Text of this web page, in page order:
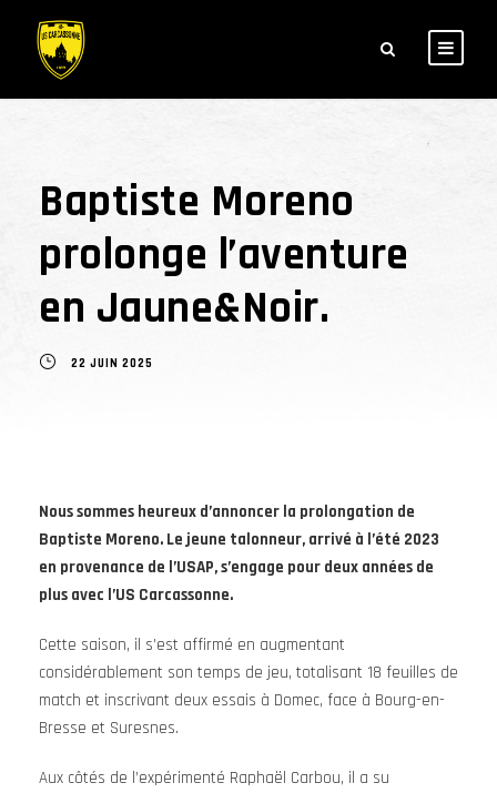
Baptiste Moreno
prolonge l’aventure
en Jaune&Noir.
22 JUIN 2025
Nous sommes heureux d’annoncer la prolongation de
Baptiste Moreno. Le jeune talonneur, arrivé à l’été 2023
en provenance de l’USAP, s’engage pour deux années de
plus avec l’US Carcassonne.
Cette saison, il s’est affirmé en augmentant
considérablement son temps de jeu, totalisant 18 feuilles de
match et inscrivant deux essais à Domec, face à Bourg-en-
Bresse et Suresnes.
Aux côtés de l’expérimenté Raphaël Carbou, il a su